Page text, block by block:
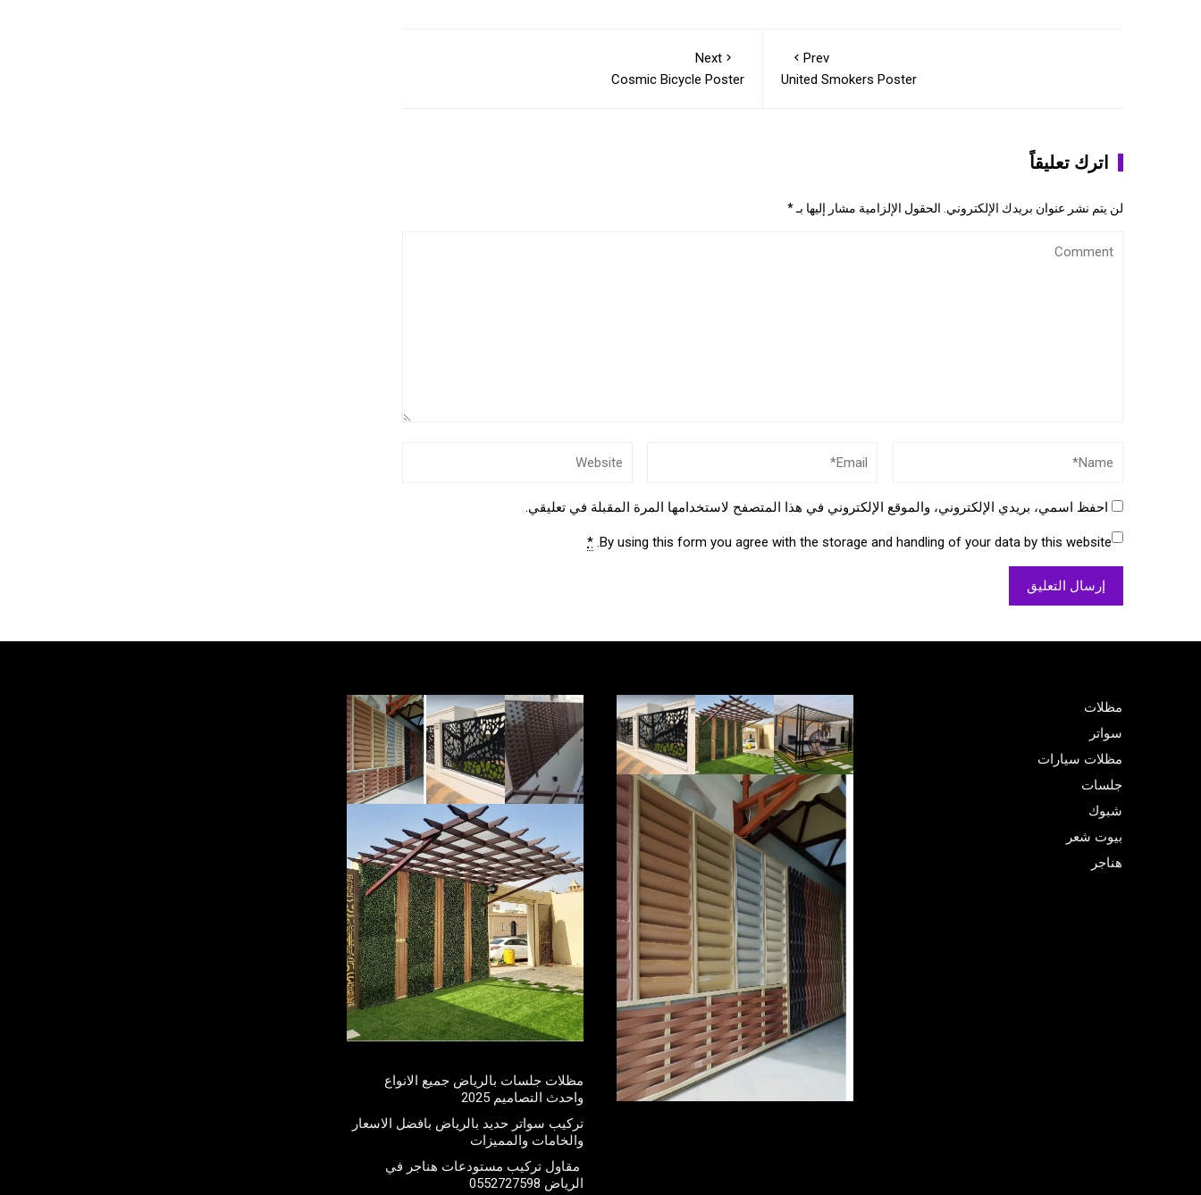
Prev
United Smokers Poster
Next
Cosmic Bicycle Poster
اترك تعليقاً
لن يتم نشر عنوان بريدك الإلكتروني. الحقول الإلزامية مشار إليها بـ*
احفظ اسمي، بريدي الإلكتروني، والموقع الإلكتروني في هذا المتصفح لاستخدامها المرة المقبلة في تعليقي.
By using this form you agree with the storage and handling of your data by this website.
*
مظلات
سواتر
مظلات سيارات
جلسات
شبوك
بيوت شعر
هناجر
مظلات جلسات بالرياض جميع الانواع
واحدث التصاميم 2025
تركيب سواتر حديد بالرياض بافضل الاسعار
والخامات والمميزات
مقاول تركيب مستودعات هناجر في
الرياض 0552727598